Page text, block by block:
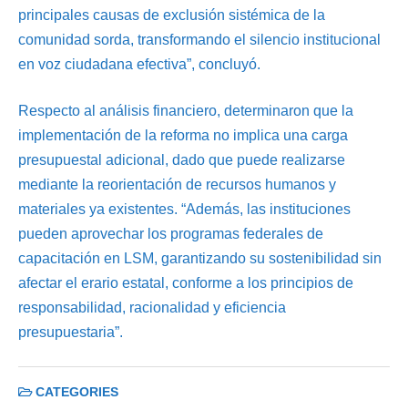
principales causas de exclusión sistémica de la
comunidad sorda, transformando el silencio institucional
en voz ciudadana efectiva”, concluyó.
Respecto al análisis financiero, determinaron que la
implementación de la reforma no implica una carga
presupuestal adicional, dado que puede realizarse
mediante la reorientación de recursos humanos y
materiales ya existentes. “Además, las instituciones
pueden aprovechar los programas federales de
capacitación en LSM, garantizando su sostenibilidad sin
afectar el erario estatal, conforme a los principios de
responsabilidad, racionalidad y eficiencia
presupuestaria”.
CATEGORIES